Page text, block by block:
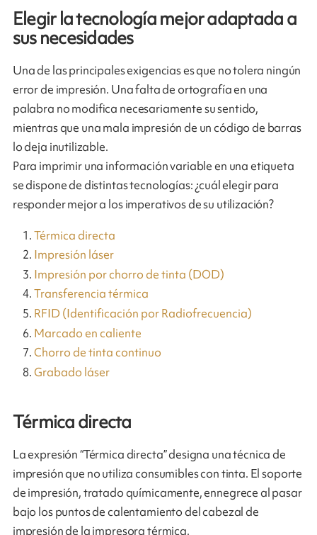
Elegir la tecnología mejor adaptada a
sus necesidades
Una de las principales exigencias es que no tolera ningún
error de impresión. Una falta de ortografía en una
palabra no modifica necesariamente su sentido,
mientras que una mala impresión de un código de barras
lo deja inutilizable.
Para imprimir una información variable en una etiqueta
se dispone de distintas tecnologías: ¿cuál elegir para
responder mejor a los imperativos de su utilización?
Térmica directa
Impresión láser
Impresión por chorro de tinta (DOD)
Transferencia térmica
RFID (Identificación por Radiofrecuencia)
Marcado en caliente
Chorro de tinta continuo
Grabado láser
Térmica directa
La expresión “Térmica directa” designa una técnica de
impresión que no utiliza consumibles con tinta. El soporte
de impresión, tratado químicamente, ennegrece al pasar
bajo los puntos de calentamiento del cabezal de
impresión de la impresora térmica.